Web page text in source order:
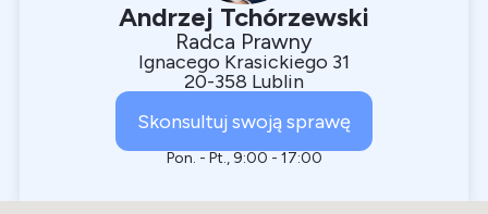
Andrzej Tchórzewski
Radca Prawny
Ignacego Krasickiego 31
20-358 Lublin
Skonsultuj swoją sprawę
Pon. - Pt., 9:00 - 17:00